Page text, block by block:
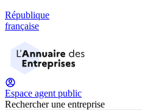
République
française
Espace agent public
Rechercher une entreprise